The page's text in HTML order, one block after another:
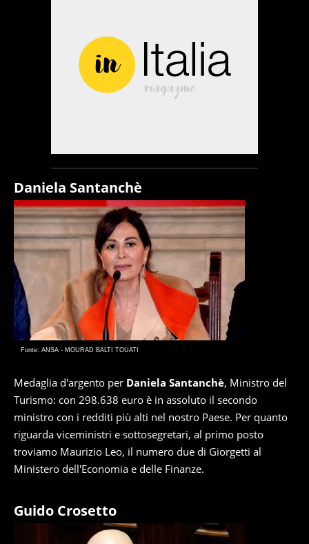
Daniela Santanchè
Fonte: ANSA - MOURAD BALTI TOUATI
Medaglia d'argento per Daniela Santanchè, Ministro del
Turismo: con 298.638 euro è in assoluto il secondo
ministro con i redditi più alti nel nostro Paese. Per quanto
riguarda viceministri e sottosegretari, al primo posto
troviamo Maurizio Leo, il numero due di Giorgetti al
Ministero dell'Economia e delle Finanze.
Guido Crosetto